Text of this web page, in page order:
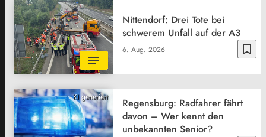
bookmark_border
6. Aug. 2026
Nittendorf: Drei Tote bei
schwerem Unfall auf der A3
KI generiert
Regensburg: Radfahrer fährt
davon – Wer kennt den
unbekannten Senior?